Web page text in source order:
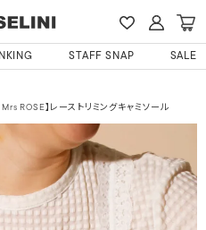
STAFF SNAP SALE
ROSE】レーストリミングキャミソール